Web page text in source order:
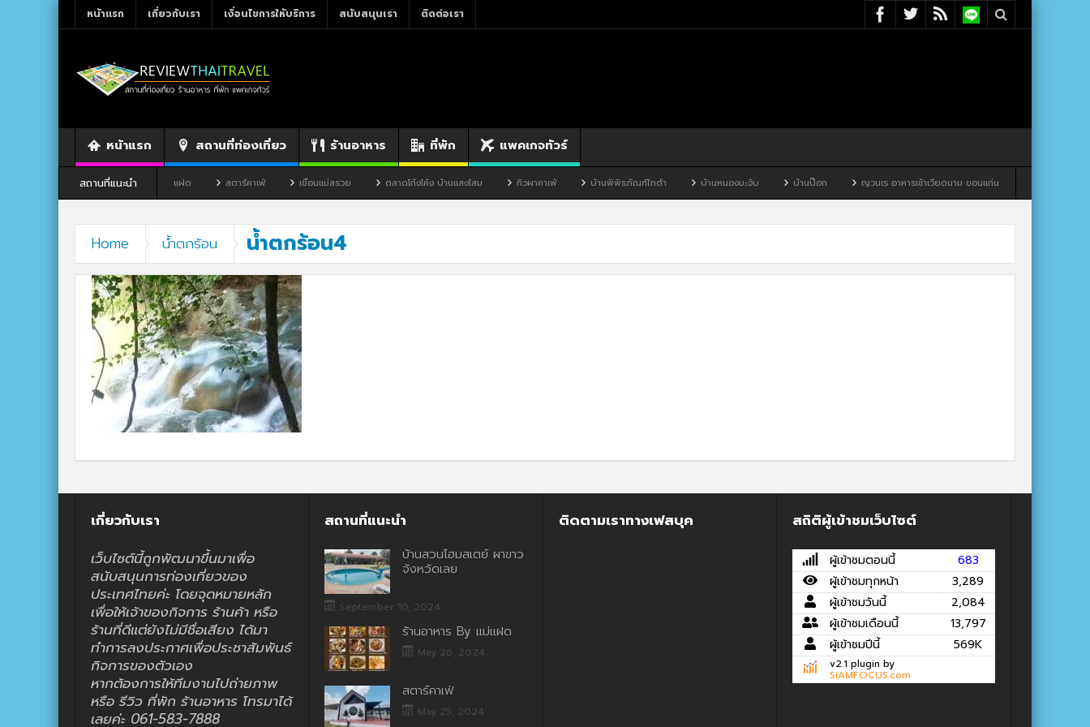
หน้าแรก เกี่ยวกับเรา เงื่อนไขการให้บริการ สนับสนุนเรา ติดต่อเรา
หน้าแรก สถานที่ท่องเที่ยว ร้านอาหาร ที่พัก แพคเกจทัวร์
สถานที่แนะนำ
ร้านอาหาร By แม่แฝด สตาร์คาเฟ่ เขื่อนแม่สรวย ตลาดโก้งโค้ง บ้านแสงโสม ทิวผาคาเฟ่ บ้านพิพิธภัณฑ์ไทดำ บ้านหนองมะจับ บ้านป๊อก ญวนเร อาหารเช้าเวียดนาม ขอนแก่น
Home น้ำตกร้อน น้ำตกร้อน4
เกี่ยวกับเรา
เว็บไซต์นี้ถูกพัฒนาขึ้นมาเพื่อ
สนับสนุนการท่องเที่ยวของ
ประเทศไทยค่ะ โดยจุดหมายหลัก
เพื่อให้เจ้าของกิจการ ร้านค้า หรือ
ร้านที่ดีแต่ยังไม่มีชื่อเสียง ได้มา
ทำการลงประกาศเพื่อประชาสัมพันธ์
กิจการของตัวเอง
หากต้องการให้ทีมงานไปถ่ายภาพ
หรือ รีวิว ที่พัก ร้านอาหาร โทรมาได้
เลยค่ะ 061-583-7888
สถานที่แนะนำ
บ้านสวนโฮมสเตย์ ผาขาว
จังหวัดเลย
September 10, 2024
ร้านอาหาร By แม่แฝด
May 26, 2024
สตาร์คาเฟ่
May 25, 2024
ติดตามเราทางเฟสบุค สถิติผู้เข้าชมเว็บไซต์
ผู้เข้าชมตอนนี้
683
ผู้เข้าชมทุกหน้า
3,289
ผู้เข้าชมวันนี้
2,084
ผู้เข้าชมเดือนนี้
13,797
ผู้เข้าชมปีนี้
569K
v2.1 plugin by
SiAMFOCUS.com